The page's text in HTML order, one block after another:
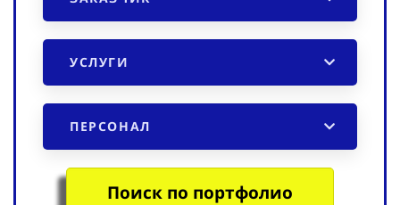
УСЛУГИ
ПЕРСОНАЛ
Поиск по портфолио